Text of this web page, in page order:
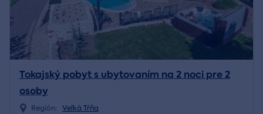
Tokajský pobyt s ubytovaním na 2 noci pre 2
osoby
Región: Veľká Tŕňa